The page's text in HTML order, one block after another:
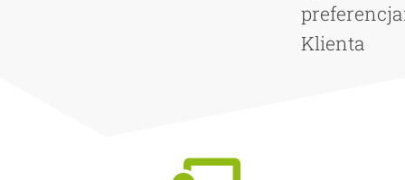
Klienta